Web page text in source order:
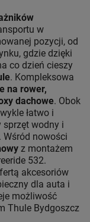
w
pozycji, od
gdzie dzięki
co dzień cieszy
. Kompleksowa
na rower,
dachowe. Obok
łatwo i
sprzęt wodny i
. Wśród nowości
z montażem
532.
akcesoriów
dla auta i
możliwość
Thule Bydgoszcz